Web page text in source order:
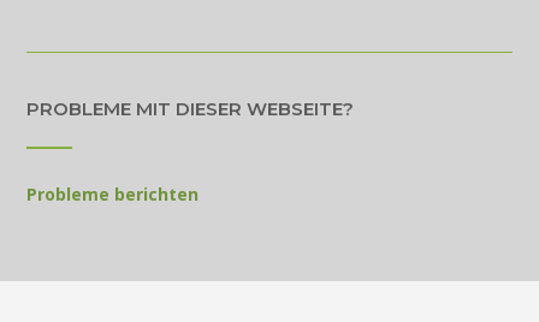
PROBLEME MIT DIESER WEBSEITE?
Probleme berichten